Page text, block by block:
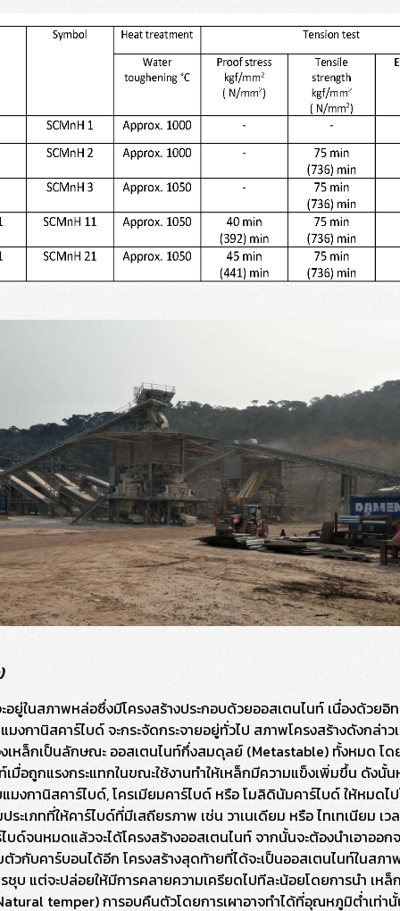
ยู่ในสภาพหล่อซึ่งมีโครงสร้างประกอบด้วยออสเตนไนท์ เนื่องด้วย
กานิสคาร์ไบด์ จะกระจัดกระจายอยู่ทั่วไป สภาพโครงสร้างดังกล่า
เหล็กเป็นลักษณะ ออสเตนไนท์กึ่งสมดุลย์ (Metastable) ทั้งหมด โ
มื่อถูกแรงกระแทกในขณะใช้งานทำให้เหล็กมีความแข็งเพิ่มขึ้น ดัง
งกานิสคาร์ไบด์, โครเมียมคาร์ไบด์ หรือ โมลิดินัมคาร์ไบด์ ให้หมด
เภทที่ให้คาร์ไบด์ที่มีเสถียรภาพ เช่น วาเนเดียม หรือ ไทเทเนียม เ
จนหมดแล้วจะได้โครงสร้างออสเตนไนท์ จากนั้นจะต้องนำเอาออก
วกับคาร์บอนได้อีก โครงสร้างสุดท้ายที่ได้จะเป็นออสเตนไนท์ในส
บ แต่จะปล่อยให้มีการคลายความเครียดไปทีละน้อยโดยการนำ เห
temper) การอบคืนตัวโดยการเผาอาจทำได้ที่อุณหภูมิต่ำเท่